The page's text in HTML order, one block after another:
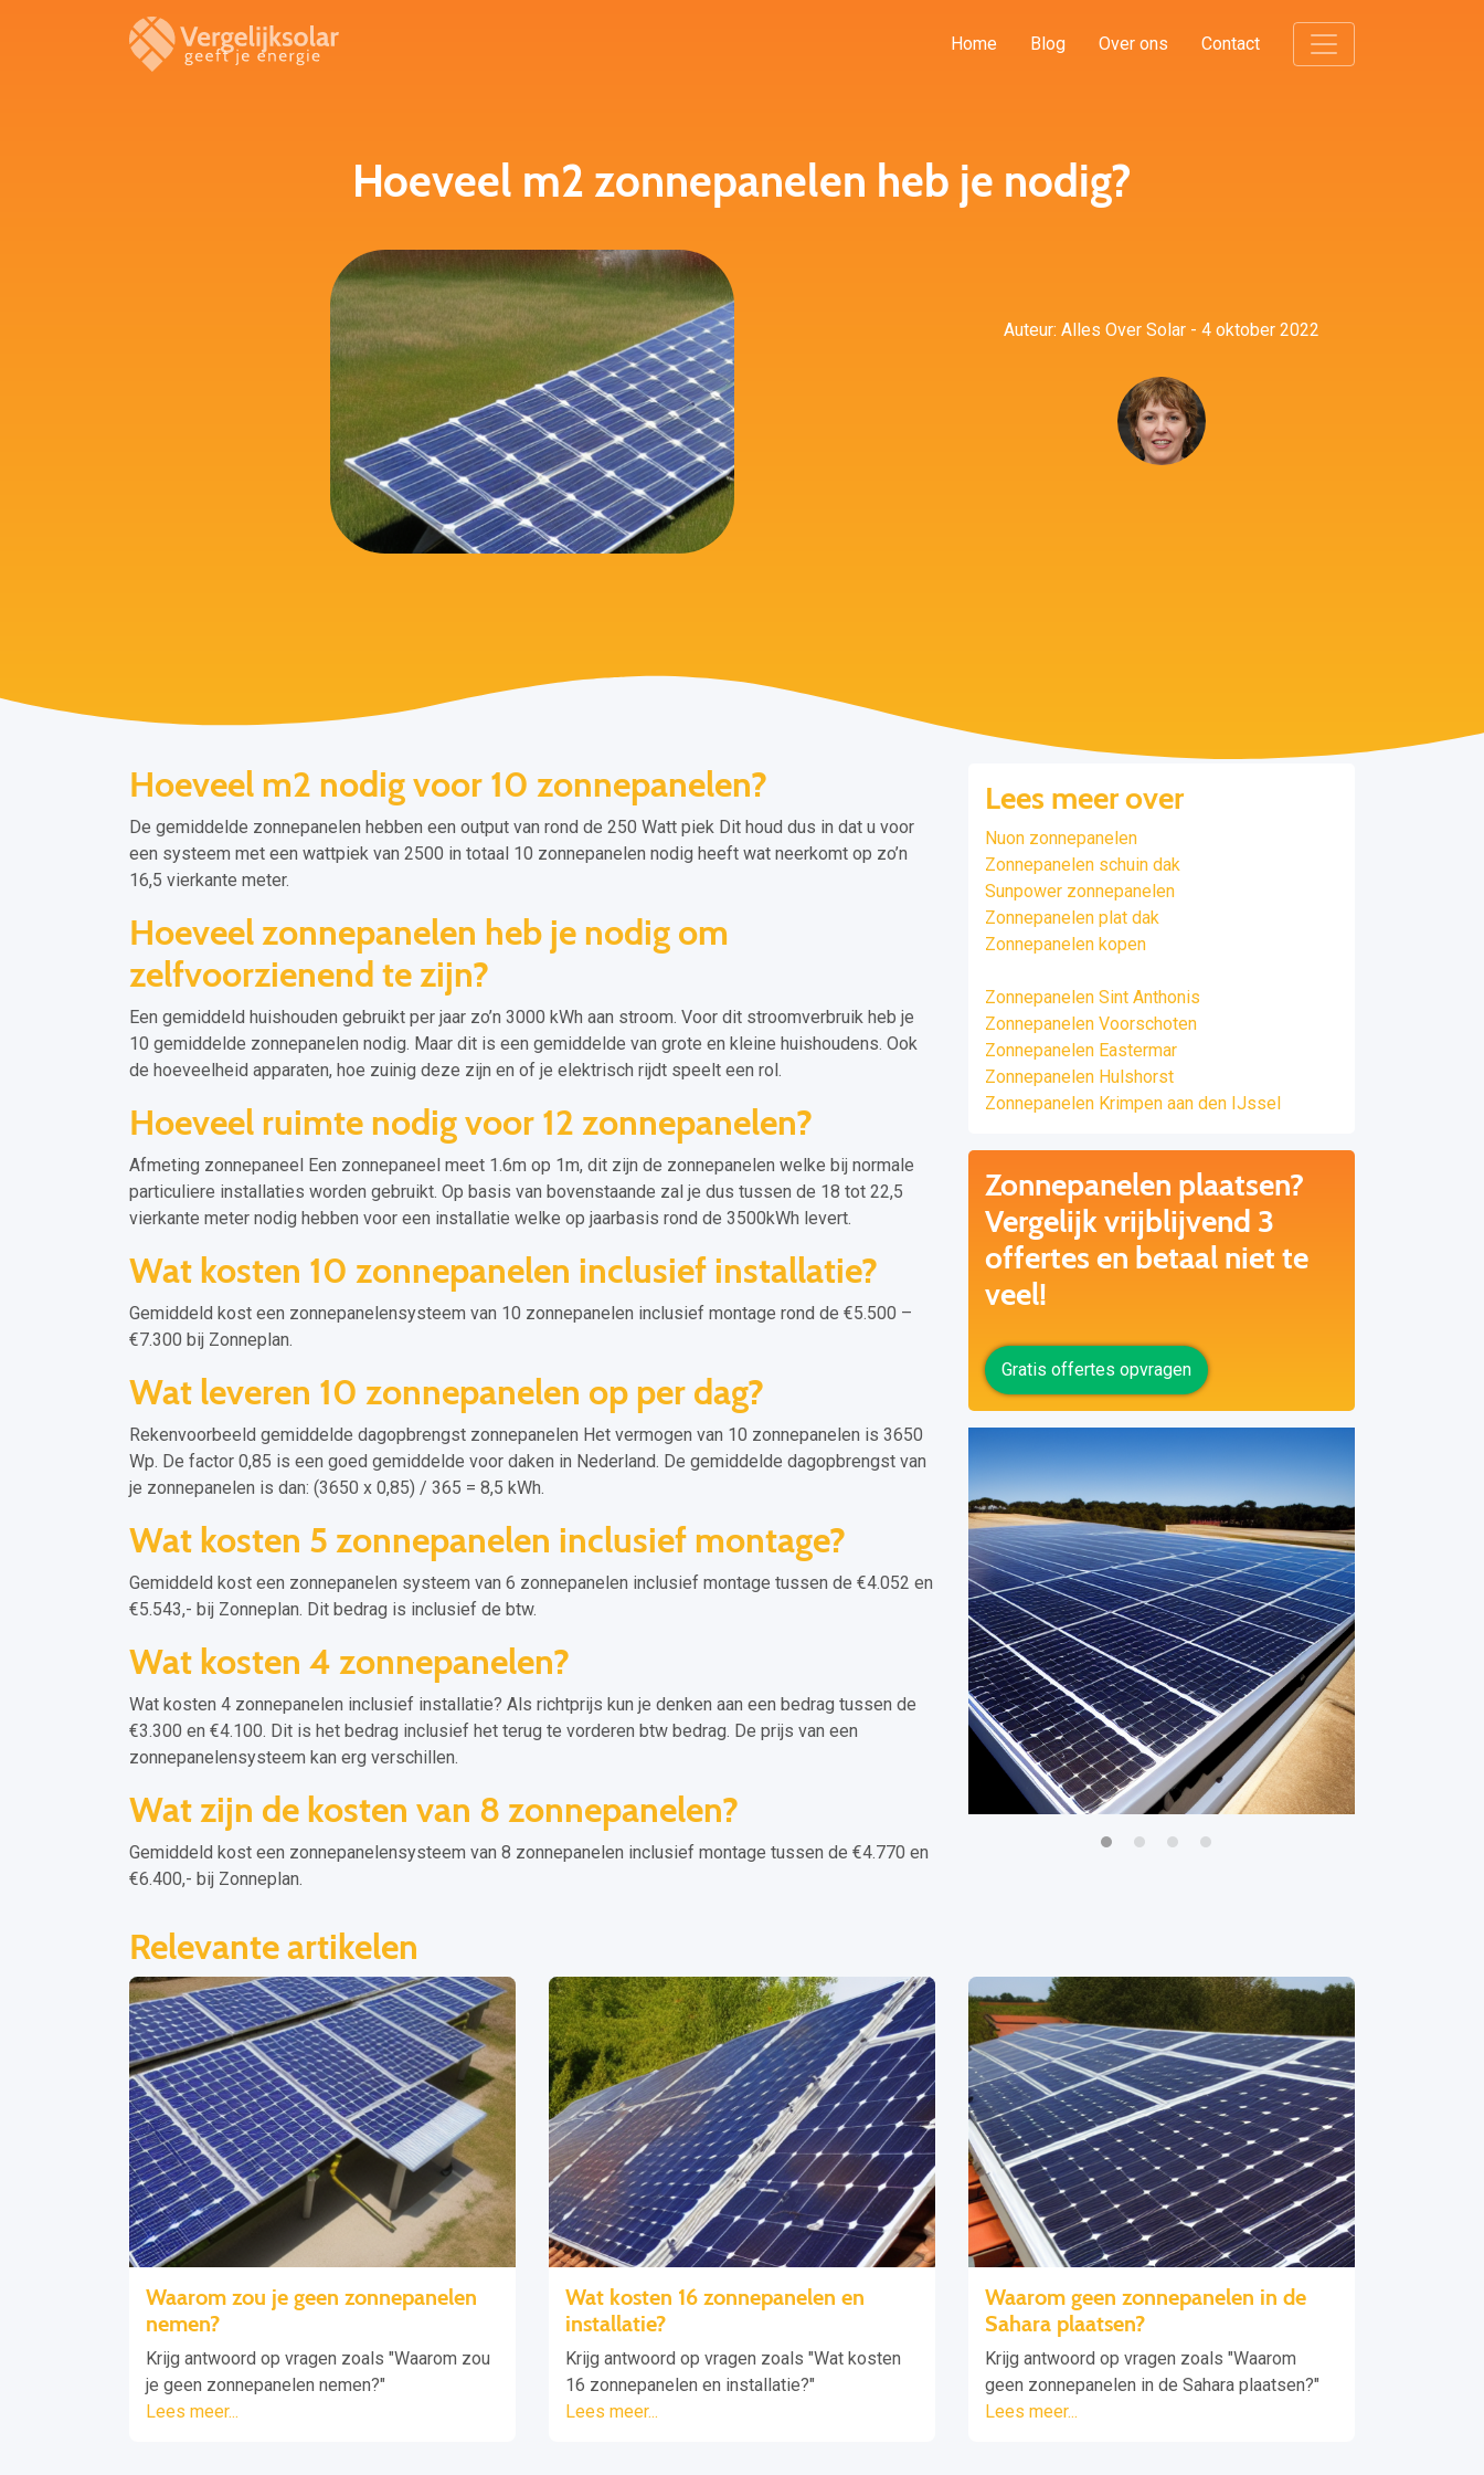
Home Blog Over ons Contact
Hoeveel m2 zonnepanelen heb je nodig?
Auteur: Alles Over Solar - 4 oktober 2022
Hoeveel m2 nodig voor 10 zonnepanelen?
De gemiddelde zonnepanelen hebben een output van rond de 250 Watt piek Dit houd dus in dat u voor
een systeem met een wattpiek van 2500 in totaal 10 zonnepanelen nodig heeft wat neerkomt op zo’n
16,5 vierkante meter.
Hoeveel zonnepanelen heb je nodig om
zelfvoorzienend te zijn?
Een gemiddeld huishouden gebruikt per jaar zo’n 3000 kWh aan stroom. Voor dit stroomverbruik heb je
10 gemiddelde zonnepanelen nodig. Maar dit is een gemiddelde van grote en kleine huishoudens. Ook
de hoeveelheid apparaten, hoe zuinig deze zijn en of je elektrisch rijdt speelt een rol.
Hoeveel ruimte nodig voor 12 zonnepanelen?
Afmeting zonnepaneel Een zonnepaneel meet 1.6m op 1m, dit zijn de zonnepanelen welke bij normale
particuliere installaties worden gebruikt. Op basis van bovenstaande zal je dus tussen de 18 tot 22,5
vierkante meter nodig hebben voor een installatie welke op jaarbasis rond de 3500kWh levert.
Wat kosten 10 zonnepanelen inclusief installatie?
Gemiddeld kost een zonnepanelensysteem van 10 zonnepanelen inclusief montage rond de €5.500 –
€7.300 bij Zonneplan.
Wat leveren 10 zonnepanelen op per dag?
Rekenvoorbeeld gemiddelde dagopbrengst zonnepanelen Het vermogen van 10 zonnepanelen is 3650
Wp. De factor 0,85 is een goed gemiddelde voor daken in Nederland. De gemiddelde dagopbrengst van
je zonnepanelen is dan: (3650 x 0,85) / 365 = 8,5 kWh.
Wat kosten 5 zonnepanelen inclusief montage?
Gemiddeld kost een zonnepanelen systeem van 6 zonnepanelen inclusief montage tussen de €4.052 en
€5.543,- bij Zonneplan. Dit bedrag is inclusief de btw.
Wat kosten 4 zonnepanelen?
Wat kosten 4 zonnepanelen inclusief installatie? Als richtprijs kun je denken aan een bedrag tussen de
€3.300 en €4.100. Dit is het bedrag inclusief het terug te vorderen btw bedrag. De prijs van een
zonnepanelensysteem kan erg verschillen.
Wat zijn de kosten van 8 zonnepanelen?
Gemiddeld kost een zonnepanelensysteem van 8 zonnepanelen inclusief montage tussen de €4.770 en
€6.400,- bij Zonneplan.
Lees meer over
Nuon zonnepanelen
Zonnepanelen schuin dak
Sunpower zonnepanelen
Zonnepanelen plat dak
Zonnepanelen kopen
Zonnepanelen Sint Anthonis
Zonnepanelen Voorschoten
Zonnepanelen Eastermar
Zonnepanelen Hulshorst
Zonnepanelen Krimpen aan den IJssel
Zonnepanelen plaatsen?
Vergelijk vrijblijvend 3
offertes en betaal niet te
veel!
Gratis offertes opvragen
Relevante artikelen
Waarom zou je geen zonnepanelen
nemen?
Krijg antwoord op vragen zoals "Waarom zou
je geen zonnepanelen nemen?"
Lees meer...
Wat kosten 16 zonnepanelen en
installatie?
Krijg antwoord op vragen zoals "Wat kosten
16 zonnepanelen en installatie?"
Lees meer...
Waarom geen zonnepanelen in de
Sahara plaatsen?
Krijg antwoord op vragen zoals "Waarom
geen zonnepanelen in de Sahara plaatsen?"
Lees meer...